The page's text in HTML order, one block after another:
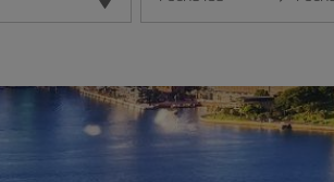
Introduce la fecha en formato